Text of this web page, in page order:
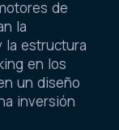
de
la
la estructura
en los
un diseño
inversión